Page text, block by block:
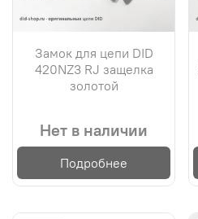
Замок для цепи DID
420NZ3 RJ защелка
золотой
Нет в наличии
Подробнее